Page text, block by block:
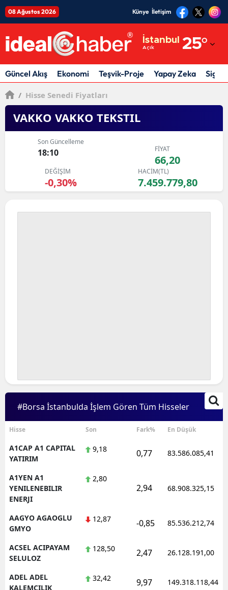
08 Ağustos 2026 Künye İletişim
İstanbul
Açık 25°
Adıyaman
Afyonkarahisar
Antalya
Artvin
Çankırı
Çorum
Denizli
Diyarbakır
Elazığ
Eskişehir
Güncel Akış Ekonomi Teşvik-Proje Yapay Zeka
/ Hisse Senedi Fiyatları
VAKKO VAKKO TEKSTIL
Son Güncelleme
18:10 FİYAT
66,20
DEĞİŞİM
-0,30%
HACİM(TL)
7.459.779,80
#Borsa İstanbulda İşlem Gören Tüm Hisseler
Hisse Son Fark% En Düşük
A1CAP A1 CAPITAL
YATIRIM
9,18 0,77 83.586.085,41
A1YEN A1
YENILENEBILIR
ENERJI
2,80
2,94 68.908.325,15
AAGYO AGAOGLU
GMYO
12,87 -0,85 85.536.212,74
ACSEL ACIPAYAM
SELULOZ
128,50 2,47 26.128.191,00
ADEL ADEL
KALEMCILIK
32,42 9,97 149.318.118,44